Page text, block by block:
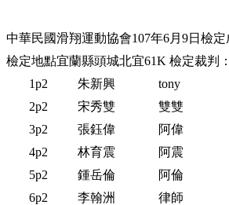
中華民國滑翔運動協會107年6月9日檢定
檢定地點宜蘭縣頭城北宜61K 檢定裁判
1p2 朱新興 tony
2p2 宋秀雙 雙雙
3p2 張鈺偉 阿偉
4p2 林育震 阿震
5p2 鍾岳倫 阿倫
6p2 李翰洲 律師